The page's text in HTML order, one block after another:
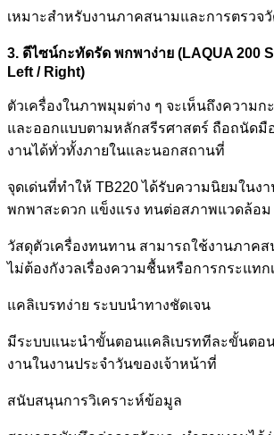
เหมาะสำหรับงานภาคสนามและการตรวจ
3. ดีไซน์กะทัดรัด พกพาง่าย (LAQUA 200
Left / Right)
ตัวเครื่องในภาพมุมต่าง ๆ จะเห็นถึงความก
และออกแบบตามหลักสรีรศาสตร์ ถือถนัดมื
งานได้ทั่วทั้งภายในและนอกสถานที่
จุดเด่นที่ทำให้ TB220 ได้รับความนิยมในง
พกพาสะดวก แข็งแรง ทนต่อสภาพแวดล้อม
วัสดุตัวเครื่องทนทาน สามารถใช้งานภาคส
ไม่ต้องกังวลเรื่องความชื้นหรือการกระแทก
แคลิเบรทง่าย ระบบนำทางชัดเจน
มีระบบแนะนำขั้นตอนแคลิเบรททีละขั้นตอ
งานในงานประจำวันของเจ้าหน้าที่
สนับสนุนการวิเคราะห์ข้อมูล